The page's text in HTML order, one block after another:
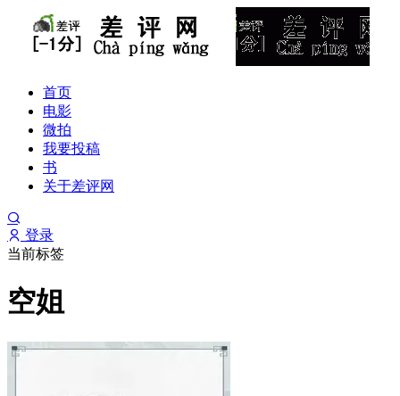
首页
电影
微拍
我要投稿
书
关于差评网
登录
当前标签
空姐